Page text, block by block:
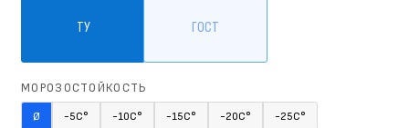
ТУ ГОСТ
МОРОЗОСТОЙКОСТЬ
Ø -5С° -10С° -15С° -20С° -25С°